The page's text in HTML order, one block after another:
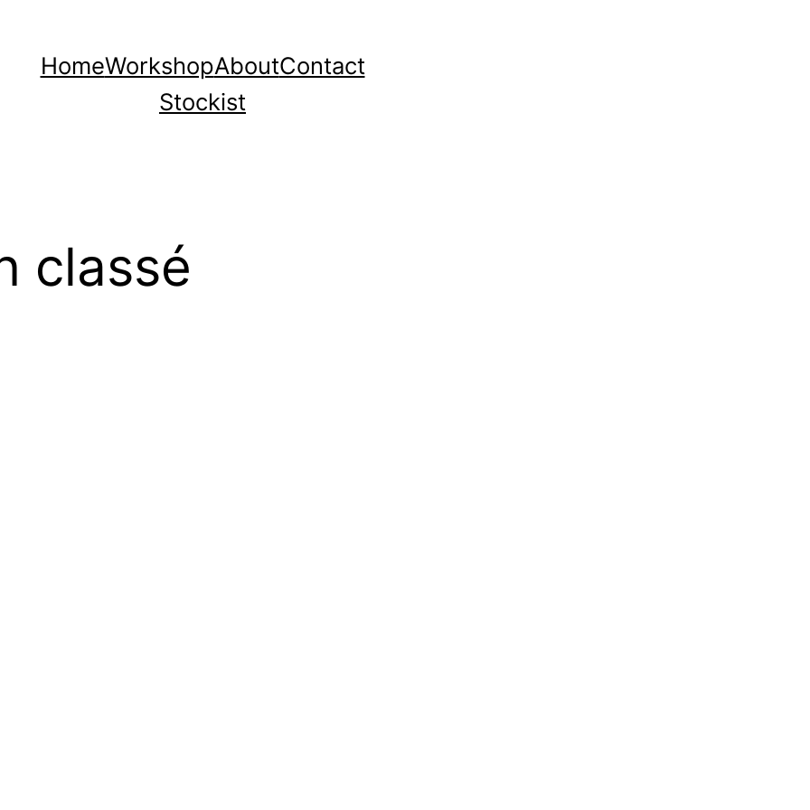
HomeWorkshopAboutContact
Stockist
classé